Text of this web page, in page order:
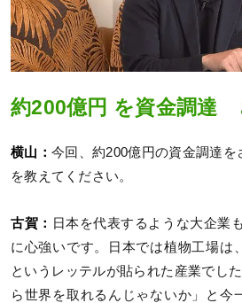
約200億円 を資金調達
横山：今回、約200億円の資金調達
を教えてください。
古賀：
日本を代表するような大企業
に心強いです。日本では植物工場は
というレッテルが貼られた産業でし
ら世界を取れるんじゃないか」と今